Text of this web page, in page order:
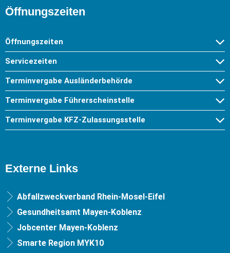
Öffnungszeiten
Öffnungszeiten
Servicezeiten
Terminvergabe Ausländerbehörde
Terminvergabe Führerscheinstelle
Terminvergabe KFZ-Zulassungsstelle
Externe Links
Abfallzweckverband Rhein-Mosel-Eifel
Gesundheitsamt Mayen-Koblenz
Jobcenter Mayen-Koblenz
Smarte Region MYK10